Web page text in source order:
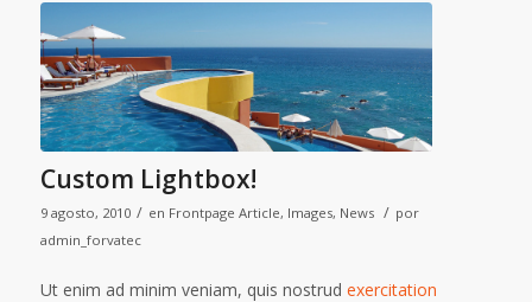
Custom Lightbox!
9 agosto, 2010 / en Frontpage Article, Images, News / por
admin_forvatec
Ut enim ad minim veniam, quis nostrud exercitation